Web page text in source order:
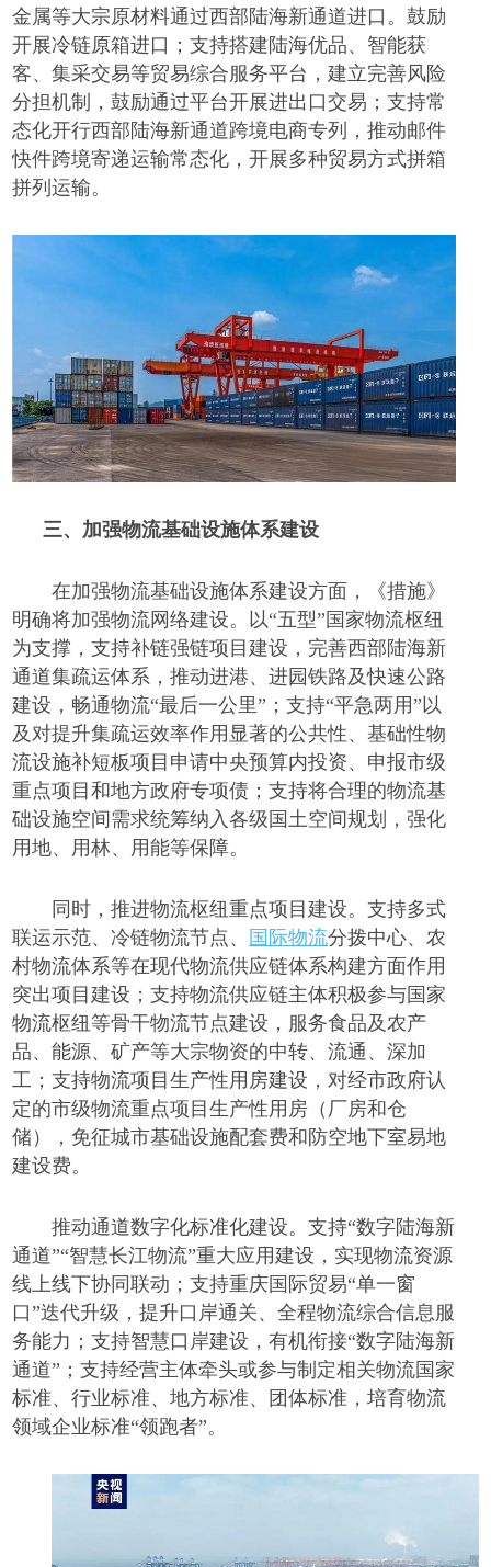
金属等大宗原材料通过西部陆海新通道进口。鼓励
开展冷链原箱进口；支持搭建陆海优品、智能获
客、集采交易等贸易综合服务平台，建立完善风险
分担机制，鼓励通过平台开展进出口交易；支持常
态化开行西部陆海新通道跨境电商专列，推动邮件
快件跨境寄递运输常态化，开展多种贸易方式拼箱
拼列运输。
三、 加强物流基础设施体系建设
在加强物流基础设施体系建设方面，《措施》
明确将加强物流网络建设。以“五型”国家物流枢纽
为支撑，支持补链强链项目建设，完善西部陆海新
通道集疏运体系，推动进港、进园铁路及快速公路
建设，畅通物流“最后一公里”；支持“平急两用”以
及对提升集疏运效率作用显著的公共性、基础性物
流设施补短板项目申请中央预算内投资、申报市级
重点项目和地方政府专项债；支持将合理的物流基
础设施空间需求统筹纳入各级国土空间规划，强化
用地、用林、用能等保障。
同时，推进物流枢纽重点项目建设。支持多式
联运示范、冷链物流节点、 国际物流分拨中心、农
村物流体系等在现代物流供应链体系构建方面作用
突出项目建设；支持物流供应链主体积极参与国家
物流枢纽等骨干物流节点建设，服务食品及农产
品、能源、矿产等大宗物资的中转、流通、深加
工；支持物流项目生产性用房建设，对经市政府认
定的市级物流重点项目生产性用房（厂房和仓
储），免征城市基础设施配套费和防空地下室易地
建设费。
推动通道数字化标准化建设。支持“数字陆海新
通道”“智慧长江物流”重大应用建设，实现物流资源
线上线下协同联动；支持重庆国际贸易“单一窗
口”迭代升级，提升口岸通关、全程物流综合信息服
务能力；支持智慧口岸建设，有机衔接“数字陆海新
通道”；支持经营主体牵头或参与制定相关物流国家
标准、行业标准、地方标准、团体标准，培育物流
领域企业标准“领跑者”。